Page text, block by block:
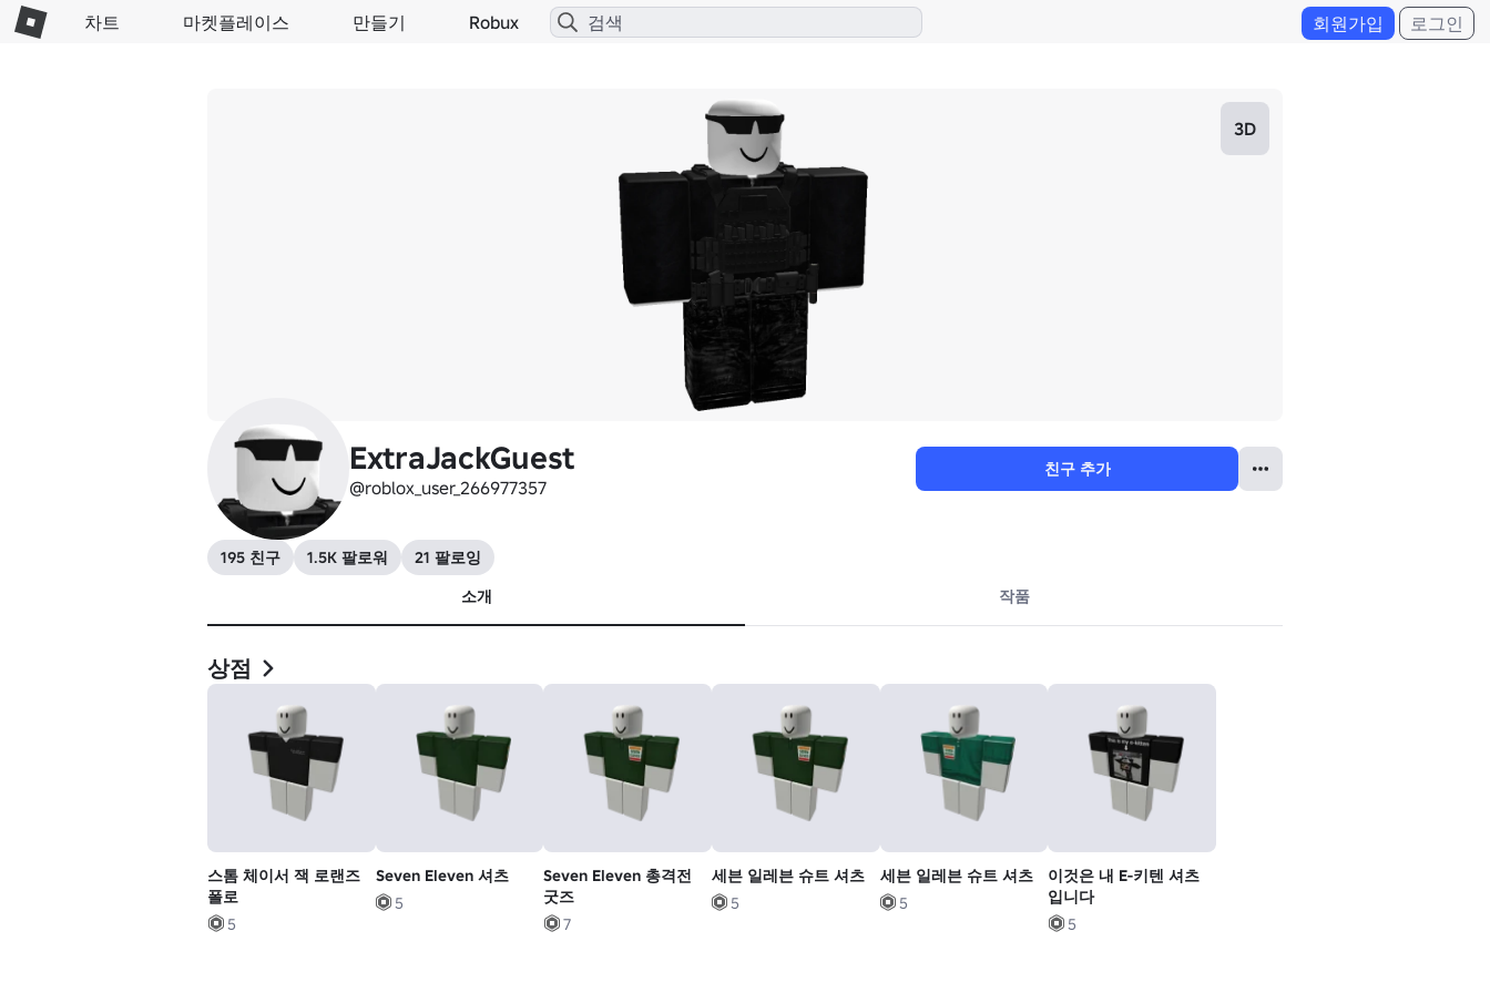
차트 마켓플레이스 만들기 Robux 회원가입 로그인
3D
ExtraJackGuest
@roblox_user_266977357
친구 추가
195 친구 1.5K 팔로워
21 팔로잉
소개
작품
상점
스톰 체이서 잭 로랜즈
폴로
5
Seven Eleven 셔츠
5
Seven Eleven 총격전
굿즈
7
세븐 일레븐 슈트 셔츠
5
세븐 일레븐 슈트 셔츠
5
이것은 내 E-키텐 셔츠
입니다
5